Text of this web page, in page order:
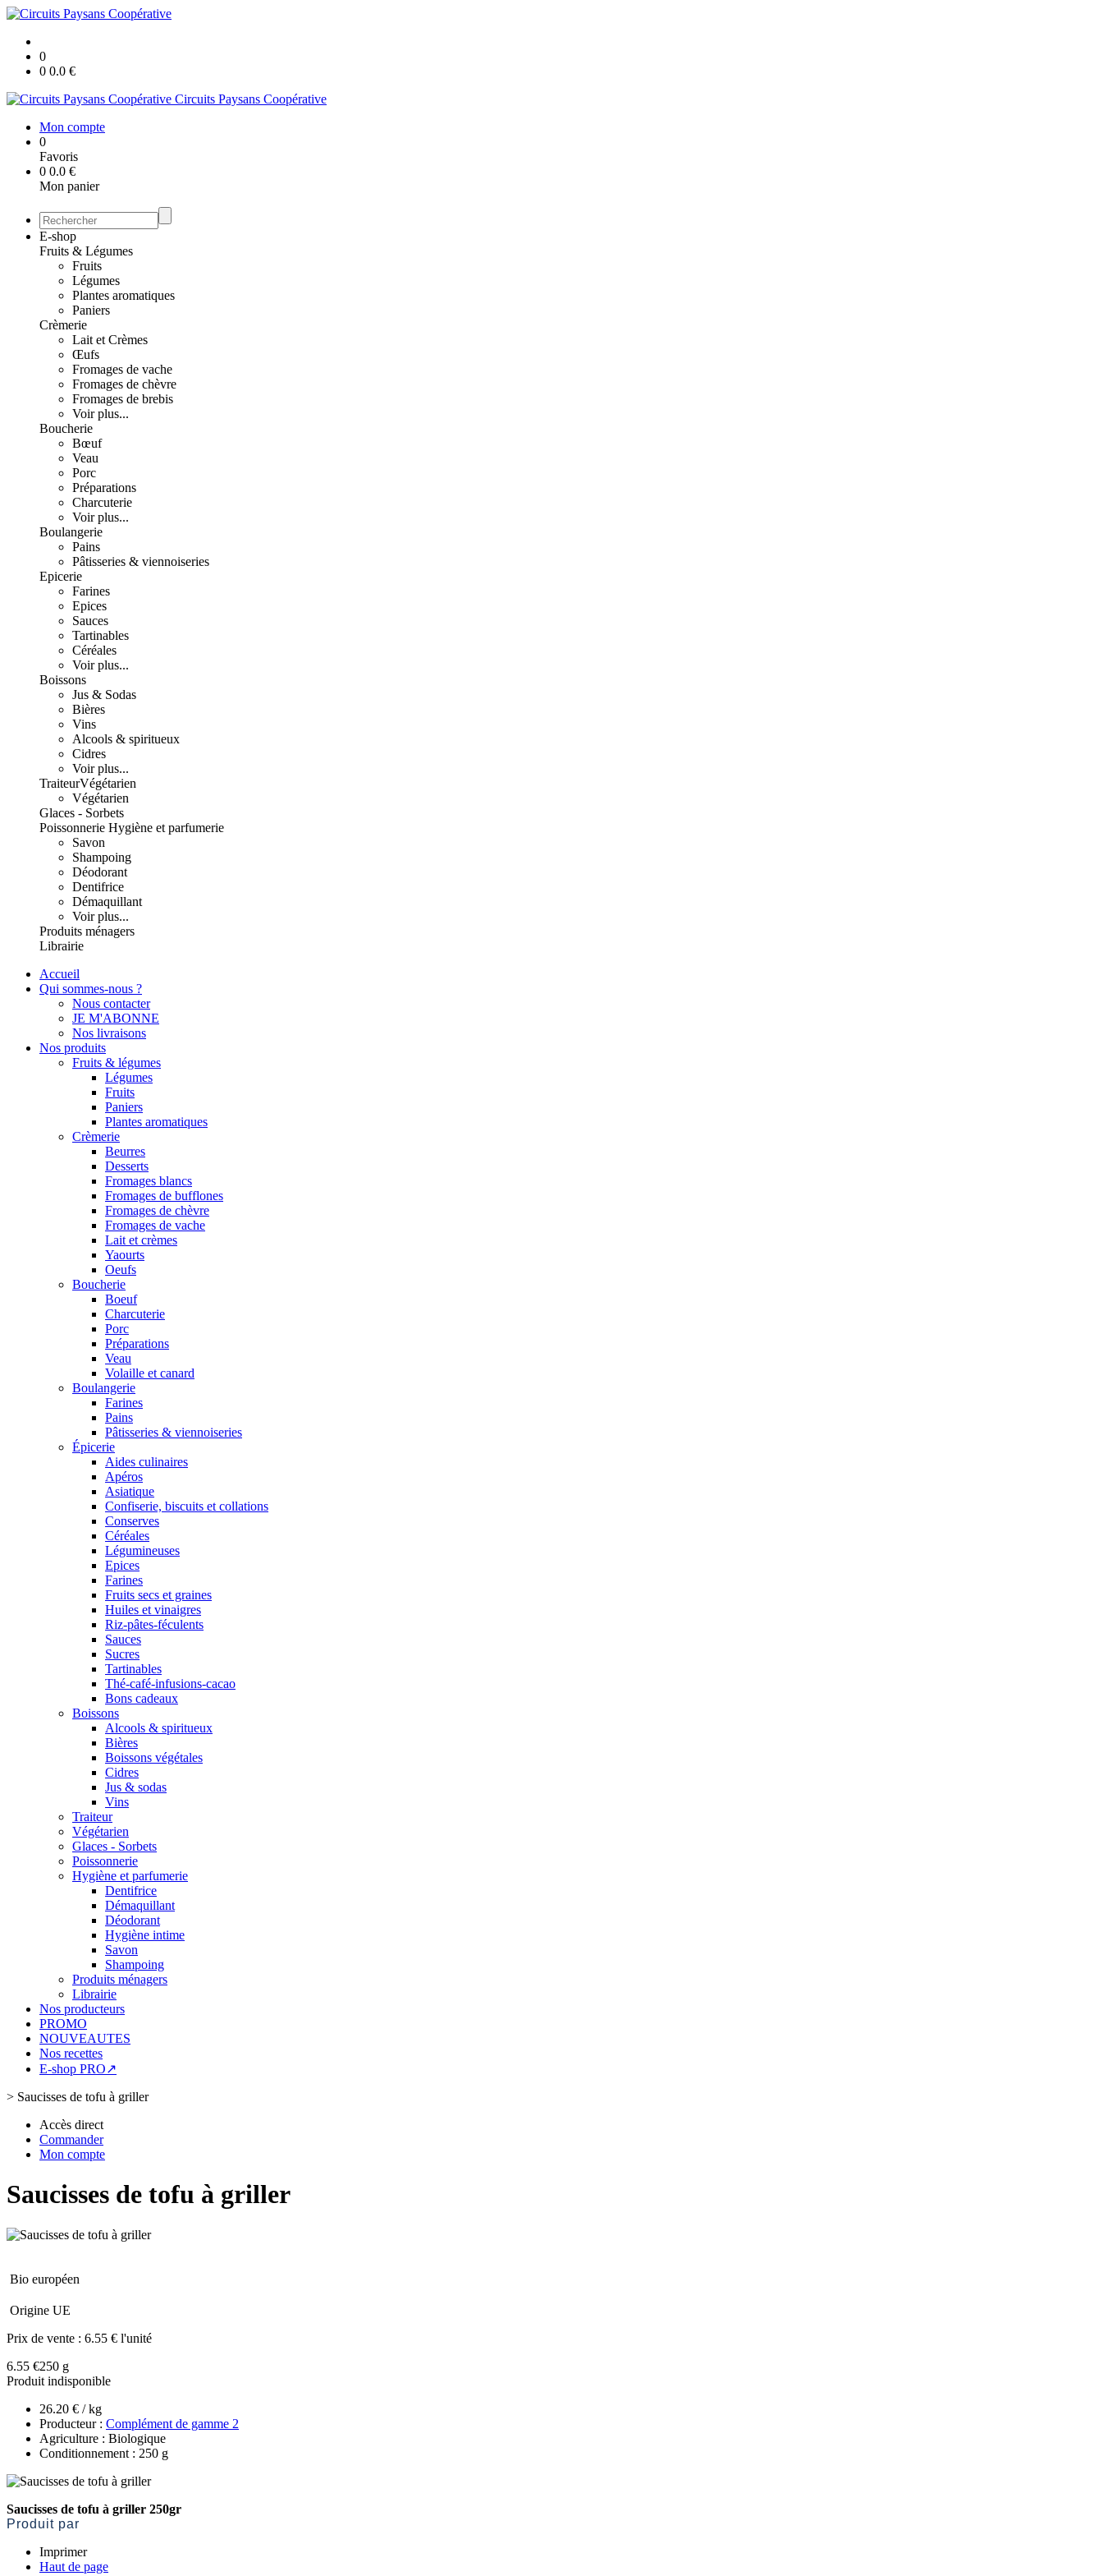
0
0 0.0 €
Circuits Paysans Coopérative
Mon compte
0
Favoris
0 0.0 €
Mon panier
E-shop
Fruits & Légumes
Fruits
Légumes
Plantes aromatiques
Paniers
Crèmerie
Lait et Crèmes
Œufs
Fromages de vache
Fromages de chèvre
Fromages de brebis
Voir plus...
Boucherie
Bœuf
Veau
Porc
Préparations
Charcuterie
Voir plus...
Boulangerie
Pains
Pâtisseries & viennoiseries
Epicerie
Farines
Epices
Sauces
Tartinables
Céréales
Voir plus...
Boissons
Jus & Sodas
Bières
Vins
Alcools & spiritueux
Cidres
Voir plus...
TraiteurVégétarien
Végétarien
Glaces - Sorbets
Poissonnerie Hygiène et parfumerie
Savon
Shampoing
Déodorant
Dentifrice
Démaquillant
Voir plus...
Produits ménagers
Librairie
Accueil
Qui sommes-nous ?
Nous contacter
JE M'ABONNE
Nos livraisons
Nos produits
Fruits & légumes
Légumes
Fruits
Paniers
Plantes aromatiques
Crèmerie
Beurres
Desserts
Fromages blancs
Fromages de bufflones
Fromages de chèvre
Fromages de vache
Lait et crèmes
Yaourts
Oeufs
Boucherie
Boeuf
Charcuterie
Porc
Préparations
Veau
Volaille et canard
Boulangerie
Farines
Pains
Pâtisseries & viennoiseries
Épicerie
Aides culinaires
Apéros
Asiatique
Confiserie, biscuits et collations
Conserves
Céréales
Légumineuses
Epices
Farines
Fruits secs et graines
Huiles et vinaigres
Riz-pâtes-féculents
Sauces
Sucres
Tartinables
Thé-café-infusions-cacao
Bons cadeaux
Boissons
Alcools & spiritueux
Bières
Boissons végétales
Cidres
Jus & sodas
Vins
Traiteur
Végétarien
Glaces - Sorbets
Poissonnerie
Hygiène et parfumerie
Dentifrice
Démaquillant
Déodorant
Hygiène intime
Savon
Shampoing
Produits ménagers
Librairie
Nos producteurs
PROMO
NOUVEAUTES
Nos recettes
E-shop PRO↗
> Saucisses de tofu à griller
Accès direct
Commander
Mon compte
Saucisses de tofu à griller
Bio européen
Origine UE
Prix de vente : 6.55 € l'unité
6.55 €250 g
Produit indisponible
26.20 € / kg
Producteur : Complément de gamme 2
Agriculture : Biologique
Conditionnement : 250 g
Saucisses de tofu à griller 250gr
Produit par
Imprimer
Haut de page